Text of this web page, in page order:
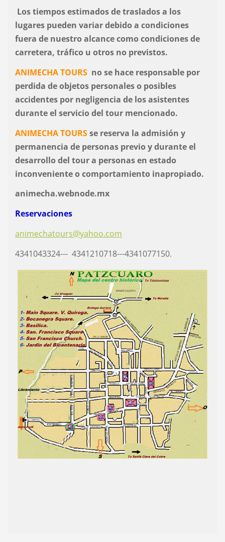
Los tiempos estimados de traslados a los
lugares pueden variar debido a condiciones
fuera de nuestro alcance como condiciones de
carretera, tráfico u otros no previstos.
ANIMECHA TOURSno se hace responsable por
perdida de objetos personales o posibles
accidentes por negligencia de los asistentes
durante el servicio del tour mencionado.
ANIMECHA TOURSse reserva la admisión y
permanencia de personas previo y durante el
desarrollo del tour a personas en estado
inconveniente o comportamiento inapropiado.
animecha.webnode.mx
Reservaciones
animechatours@yahoo.com
4341043324--- 4341210718---4341077150.